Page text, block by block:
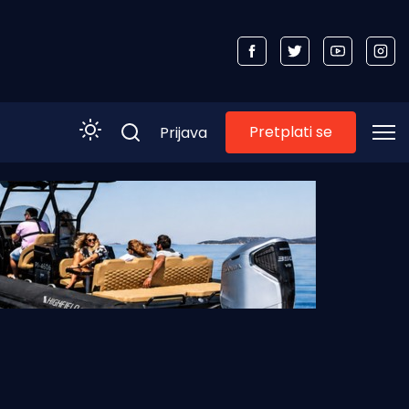
Prijava Pretplati se